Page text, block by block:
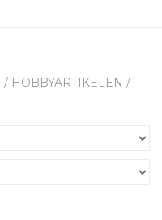
/ HOBBYARTIKELEN /